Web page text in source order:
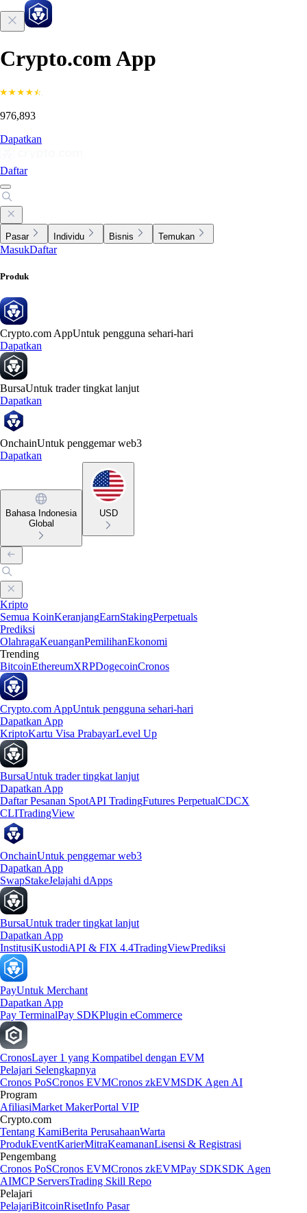
Crypto.com App
976,893
Dapatkan
Daftar
Pasar Individu Bisnis Temukan
MasukDaftar
Produk
Crypto.com AppUntuk pengguna sehari-hari
Dapatkan
BursaUntuk trader tingkat lanjut
Dapatkan
OnchainUntuk penggemar web3
Dapatkan
Bahasa Indonesia
Global
USD
Kripto
Semua KoinKeranjangEarnStakingPerpetuals
Prediksi
OlahragaKeuanganPemilihanEkonomi
Trending
BitcoinEthereumXRPDogecoinCronos
Crypto.com AppUntuk pengguna sehari-hari
Dapatkan App
KriptoKartu Visa PrabayarLevel Up
BursaUntuk trader tingkat lanjut
Dapatkan App
Daftar Pesanan SpotAPI TradingFutures PerpetualCDCX
CLITradingView
OnchainUntuk penggemar web3
Dapatkan App
SwapStakeJelajahi dApps
BursaUntuk trader tingkat lanjut
Dapatkan App
InstitusiKustodiAPI & FIX 4.4TradingViewPrediksi
PayUntuk Merchant
Dapatkan App
Pay TerminalPay SDKPlugin eCommerce
CronosLayer 1 yang Kompatibel dengan EVM
Pelajari Selengkapnya
Cronos PoSCronos EVMCronos zkEVMSDK Agen AI
Program
AfiliasiMarket MakerPortal VIP
Crypto.com
Tentang KamiBerita PerusahaanWarta
ProdukEventKarierMitraKeamananLisensi & Registrasi
Pengembang
Cronos PoSCronos EVMCronos zkEVMPay SDKSDK Agen
AIMCP ServersTrading Skill Repo
Pelajari
PelajariBitcoinRisetInfo Pasar